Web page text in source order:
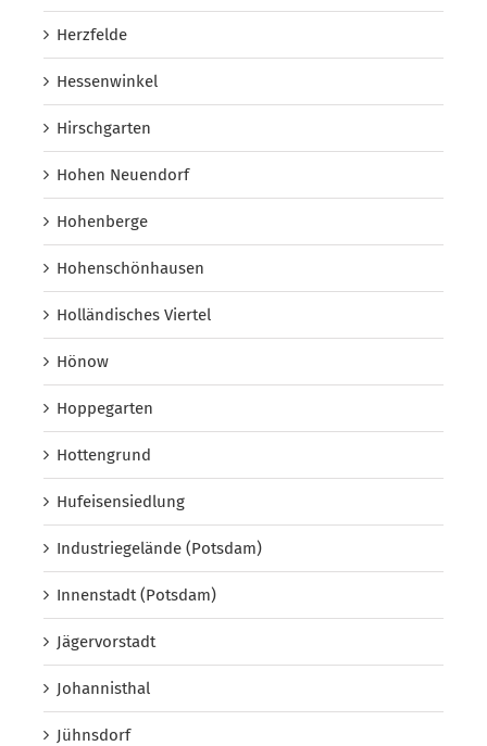
Herzfelde
Hessenwinkel
Hirschgarten
Hohen Neuendorf
Hohenberge
Hohenschönhausen
Holländisches Viertel
Hönow
Hoppegarten
Hottengrund
Hufeisensiedlung
Industriegelände (Potsdam)
Innenstadt (Potsdam)
Jägervorstadt
Johannisthal
Jühnsdorf